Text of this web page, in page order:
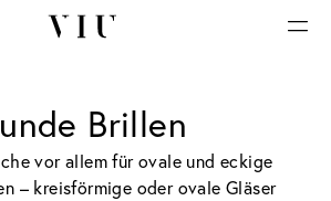
Brillen
vor allem für ovale und eckige
– kreisförmige oder ovale Gläser